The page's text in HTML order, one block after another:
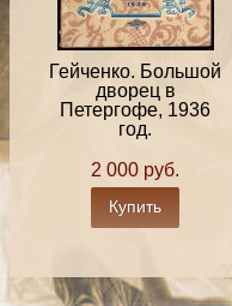
Гейченко. Большой
дворец в
Петергофе, 1936
год.
2 000 руб.
Купить